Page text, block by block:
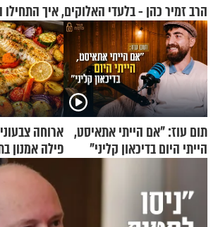
הרב זמיר כהן - בלעדי האלוקים, איך התחילו
תום עוז: "אם הייתי אתאיסט,
הייתי היום בדיכאון קליני"
ארוחה
פילה אמנון